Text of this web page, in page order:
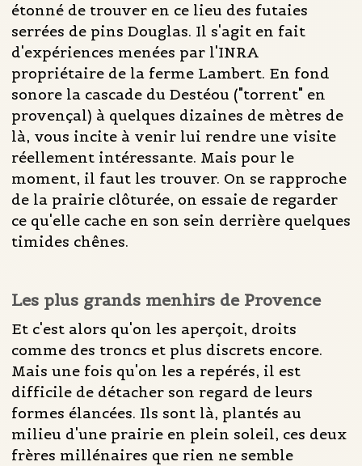
étonné de trouver en ce lieu des futaies
serrées de pins Douglas. Il s'agit en fait
d'expériences menées par l'INRA
propriétaire de la ferme Lambert. En fond
sonore la cascade du Destéou ("torrent" en
provençal) à quelques dizaines de mètres de
là, vous incite à venir lui rendre une visite
réellement intéressante. Mais pour le
moment, il faut les trouver. On se rapproche
de la prairie clôturée, on essaie de regarder
ce qu'elle cache en son sein derrière quelques
timides chênes.
Les plus grands menhirs de Provence
Et c'est alors qu'on les aperçoit, droits
comme des troncs et plus discrets encore.
Mais une fois qu'on les a repérés, il est
difficile de détacher son regard de leurs
formes élancées. Ils sont là, plantés au
milieu d'une prairie en plein soleil, ces deux
frères millénaires que rien ne semble